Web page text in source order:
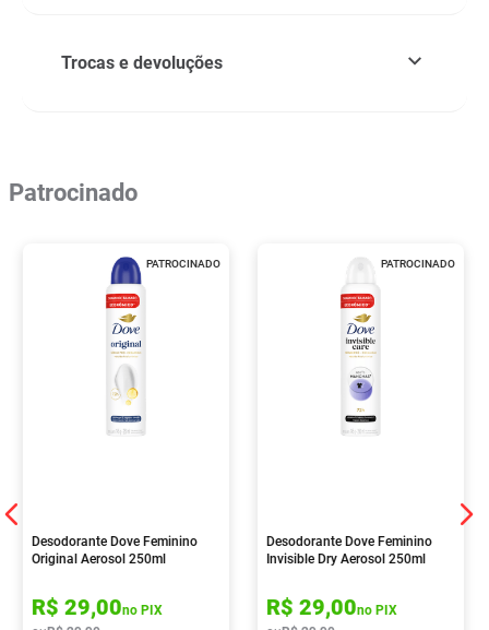
Trocas e devoluções
Patrocinado
PATROCINADO
Desodorante Dove Feminino
Original Aerosol 250ml
R$ 29,00no PIX
PATROCINADO
Desodorante Dove Feminino
Invisible Dry Aerosol 250ml
R$ 29,00no PIX